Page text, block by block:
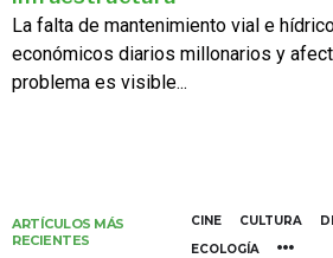
La falta de mantenimiento vial e
económicos diarios millonarios y
problema es visible...
ARTÍCULOS MÁS
RECIENTES
CINE CULTURA
ECOLOGÍA